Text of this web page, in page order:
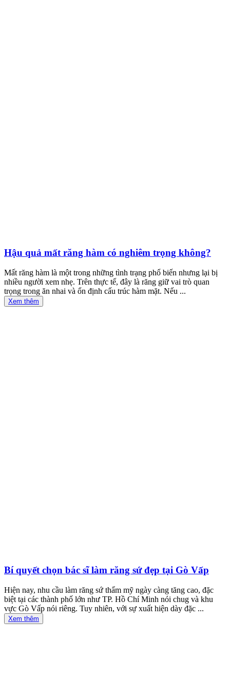
Hậu quả mất răng hàm có nghiêm trọng không?
Mất răng hàm là một trong những tình trạng phổ biến nhưng lại bị
nhiều người xem nhẹ. Trên thực tế, đây là răng giữ vai trò quan
trọng trong ăn nhai và ổn định cấu trúc hàm mặt. Nếu ...
Xem thêm
Bí quyết chọn bác sĩ làm răng sứ đẹp tại Gò Vấp
Hiện nay, nhu cầu làm răng sứ thẩm mỹ ngày càng tăng cao, đặc
biệt tại các thành phố lớn như TP. Hồ Chí Minh nói chug và khu
vực Gò Vấp nói riêng. Tuy nhiên, với sự xuất hiện dày đặc ...
Xem thêm